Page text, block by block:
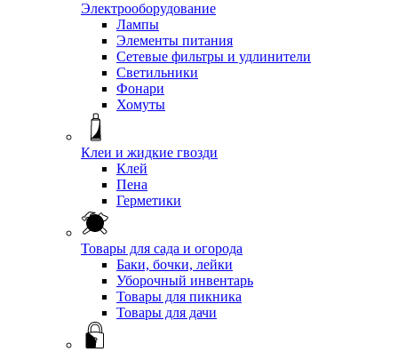
Электрооборудование
Лампы
Элементы питания
Сетевые фильтры и удлинители
Светильники
Фонари
Хомуты
Клеи и жидкие гвозди
Клей
Пена
Герметики
Товары для сада и огорода
Баки, бочки, лейки
Уборочный инвентарь
Товары для пикника
Товары для дачи